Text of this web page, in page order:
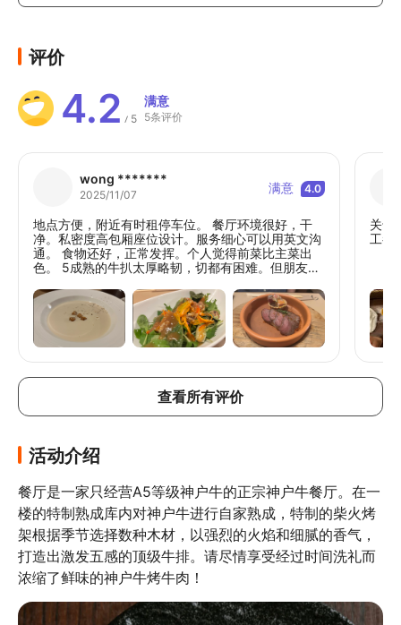
评价
4.2 / 5
满意
5条评价
wong *******
2025/11/07 满意 4.0
地点方便，附近有时租停车位。 餐厅环境很好，干
净。私密度高包厢座位设计。服务细心可以用英文沟
通。 食物还好，正常发挥。个人觉得前菜比主菜出
色。 5成熟的牛扒太厚略韧，切都有困难。但朋友的
以人均消费$500多午餐来说性价比一般。
关于
工都
查看所有评价
活动介绍
餐厅是一家只经营A5等级神户牛的正宗神户牛餐厅。在一
楼的特制熟成库内对神户牛进行自家熟成，特制的柴火烤
架根据季节选择数种木材，以强烈的火焰和细腻的香气，
打造出激发五感的顶级牛排。请尽情享受经过时间洗礼而
浓缩了鲜味的神户牛烤牛肉！